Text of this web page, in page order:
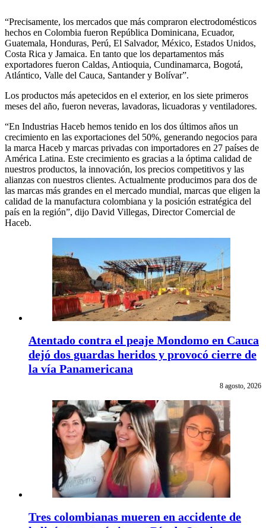
“Precisamente, los mercados que más compraron electrodomésticos
hechos en Colombia fueron República Dominicana, Ecuador,
Guatemala, Honduras, Perú, El Salvador, México, Estados Unidos,
Costa Rica y Jamaica. En tanto que los departamentos más
exportadores fueron Caldas, Antioquia, Cundinamarca, Bogotá,
Atlántico, Valle del Cauca, Santander y Bolívar”.
Los productos más apetecidos en el exterior, en los siete primeros
meses del año, fueron neveras, lavadoras, licuadoras y ventiladores.
“En Industrias Haceb hemos tenido en los dos últimos años un
crecimiento en las exportaciones del 50%, generando negocios para
la marca Haceb y marcas privadas con importadores en 27 países de
América Latina. Este crecimiento es gracias a la óptima calidad de
nuestros productos, la innovación, los precios competitivos y las
alianzas con nuestros clientes. Actualmente producimos para dos de
las marcas más grandes en el mercado mundial, marcas que eligen la
calidad de la manufactura colombiana y la posición estratégica del
país en la región”, dijo David Villegas, Director Comercial de
Haceb.
Atentado contra el peaje Mondomo en Cauca
dejó dos guardas heridos y provocó cierre de
la vía Panamericana
8 agosto, 2026
Tres colombianas mueren en accidente de